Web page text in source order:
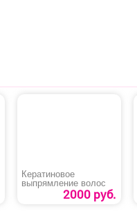
Кератиновое
выпрямление волос
2000 руб.